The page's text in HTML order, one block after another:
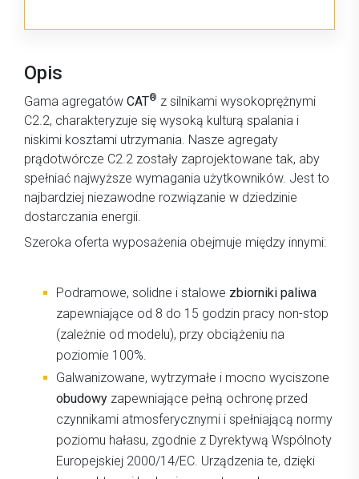
Opis
Gama agregatów CAT® z silnikami wysokoprężnymi
C2.2, charakteryzuje się wysoką kulturą spalania i
niskimi kosztami utrzymania. Nasze agregaty
prądotwórcze C2.2 zostały zaprojektowane tak, aby
spełniać najwyższe wymagania użytkowników. Jest to
najbardziej niezawodne rozwiązanie w dziedzinie
dostarczania energii.
Szeroka oferta wyposażenia obejmuje między innymi:
Podramowe, solidne i stalowe zbiorniki paliwa
zapewniające od 8 do 15 godzin pracy non-stop
(zależnie od modelu), przy obciążeniu na
poziomie 100%.
Galwanizowane, wytrzymałe i mocno wyciszone
obudowy zapewniające pełną ochronę przed
czynnikami atmosferycznymi i spełniającą normy
poziomu hałasu, zgodnie z Dyrektywą Wspólnoty
Europejskiej 2000/14/EC. Urządzenia te, dzięki